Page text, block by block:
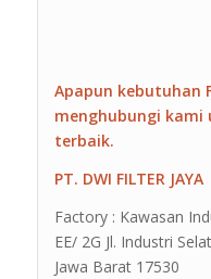
Apapun kebutuhan
menghubungi kami
terbaik.
PT. DWI FILTER JAYA
Factory : Kawasan
EE/ 2G Jl. Industri
Jawa Barat 17530